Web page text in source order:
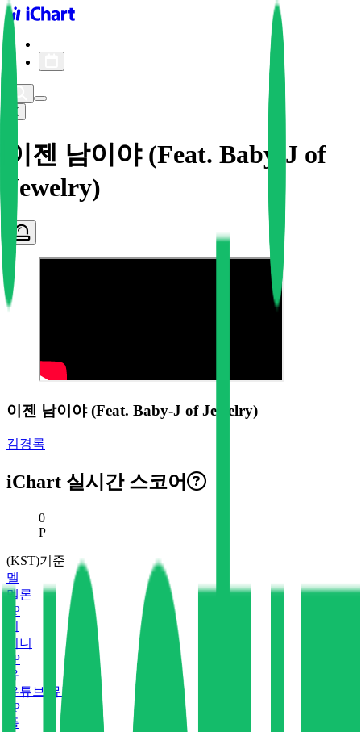
iChart logo
이젠 남이야 (Feat. Baby-J of
Jewelry)
이젠 남이야 (Feat. Baby-J of Jewelry)
김경록
iChart 실시간 스코어
현재 스코어
0
P
(KST)기준
멜
멜론
P
지니
P
유
유튜브 뮤직
P
플